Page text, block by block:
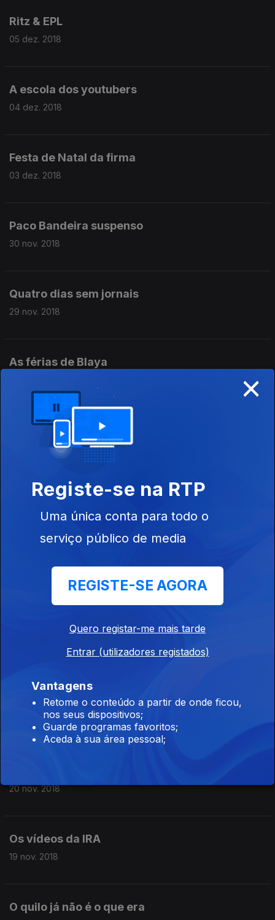
Ritz & EPL
05 dez. 2018
A escola dos youtubers
04 dez. 2018
Festa de Natal da firma
03 dez. 2018
Paco Bandeira suspenso
30 nov. 2018
Quatro dias sem jornais
29 nov. 2018
As férias de Blaya
Défice de Excesso
27 nov. 2018
Black Friday
26 nov. 2018
Novos chefs
Não importa sol ou sombra
O grande cisma do bidé
21 nov. 2018
20 nov. 2018
Os vídeos da IRA
19 nov. 2018
O quilo já não é o que era
×
Registe-se na RTP
Uma única conta para todo o
serviço público de media
REGISTE-SE AGORA
Quero registar-me mais tarde
Entrar (utilizadores registados)
Vantagens
Retome o conteúdo a partir de onde ficou,
nos seus dispositivos;
Guarde programas favoritos;
Aceda à sua área pessoal;